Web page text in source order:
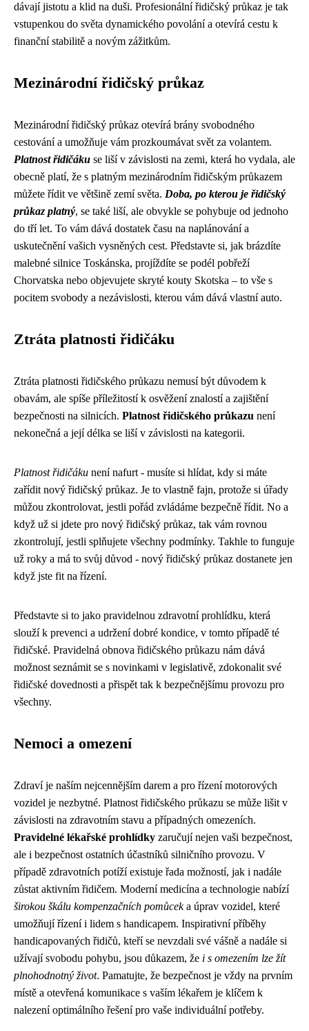
dávají jistotu a klid na duši. Profesionální řidičský průkaz je tak
vstupenkou do světa dynamického povolání a otevírá cestu k
finanční stabilitě a novým zážitkům.
Mezinárodní řidičský průkaz
Mezinárodní řidičský průkaz otevírá brány svobodného
cestování a umožňuje vám prozkoumávat svět za volantem.
Platnost řidičáku se liší v závislosti na zemi, která ho vydala, ale
obecně platí, že s platným mezinárodním řidičským průkazem
můžete řídit ve většině zemí světa. Doba, po kterou je řidičský
průkaz platný, se také liší, ale obvykle se pohybuje od jednoho
do tří let. To vám dává dostatek času na naplánování a
uskutečnění vašich vysněných cest. Představte si, jak brázdíte
malebné silnice Toskánska, projíždíte se podél pobřeží
Chorvatska nebo objevujete skryté kouty Skotska – to vše s
pocitem svobody a nezávislosti, kterou vám dává vlastní auto.
Ztráta platnosti řidičáku
Ztráta platnosti řidičského průkazu nemusí být důvodem k
obavám, ale spíše příležitostí k osvěžení znalostí a zajištění
bezpečnosti na silnicích. Platnost řidičského průkazu není
nekonečná a její délka se liší v závislosti na kategorii.
Platnost řidičáku není nafurt - musíte si hlídat, kdy si máte
zařídit nový řidičský průkaz. Je to vlastně fajn, protože si úřady
můžou zkontrolovat, jestli pořád zvládáme bezpečně řídit. No a
když už si jdete pro nový řidičský průkaz, tak vám rovnou
zkontrolují, jestli splňujete všechny podmínky. Takhle to funguje
už roky a má to svůj důvod - nový řidičský průkaz dostanete jen
když jste fit na řízení.
Představte si to jako pravidelnou zdravotní prohlídku, která
slouží k prevenci a udržení dobré kondice, v tomto případě té
řidičské. Pravidelná obnova řidičského průkazu nám dává
možnost seznámit se s novinkami v legislativě, zdokonalit své
řidičské dovednosti a přispět tak k bezpečnějšímu provozu pro
všechny.
Nemoci a omezení
Zdraví je naším nejcennějším darem a pro řízení motorových
vozidel je nezbytné. Platnost řidičského průkazu se může lišit v
závislosti na zdravotním stavu a případných omezeních.
Pravidelné lékařské prohlídky zaručují nejen vaši bezpečnost,
ale i bezpečnost ostatních účastníků silničního provozu. V
případě zdravotních potíží existuje řada možností, jak i nadále
zůstat aktivním řidičem. Moderní medicína a technologie nabízí
širokou škálu kompenzačních pomůceka úprav vozidel, které
umožňují řízení i lidem s handicapem. Inspirativní příběhy
handicapovaných řidičů, kteří se nevzdali své vášně a nadále si
užívají svobodu pohybu, jsou důkazem, že i s omezením lze žít
plnohodnotný život. Pamatujte, že bezpečnost je vždy na prvním
místě a otevřená komunikace s vaším lékařem je klíčem k
nalezení optimálního řešení pro vaše individuální potřeby.